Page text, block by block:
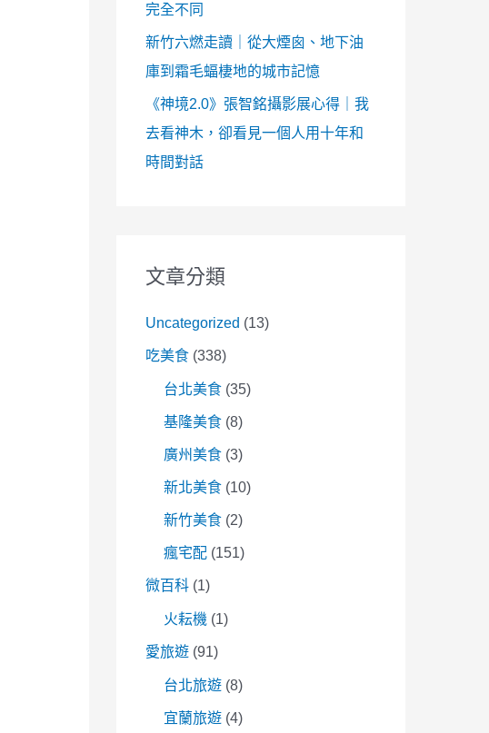
完全不同
新竹六燃走讀｜從大煙囪、地下油
庫到霜毛蝠棲地的城市記憶
《神境2.0》張智銘攝影展心得｜我
去看神木，卻看見一個人用十年和
時間對話
文章分類
Uncategorized (13)
吃美食 (338)
台北美食 (35)
基隆美食 (8)
廣州美食 (3)
新北美食 (10)
新竹美食 (2)
瘋宅配 (151)
微百科 (1)
火耘機 (1)
愛旅遊 (91)
台北旅遊 (8)
宜蘭旅遊 (4)